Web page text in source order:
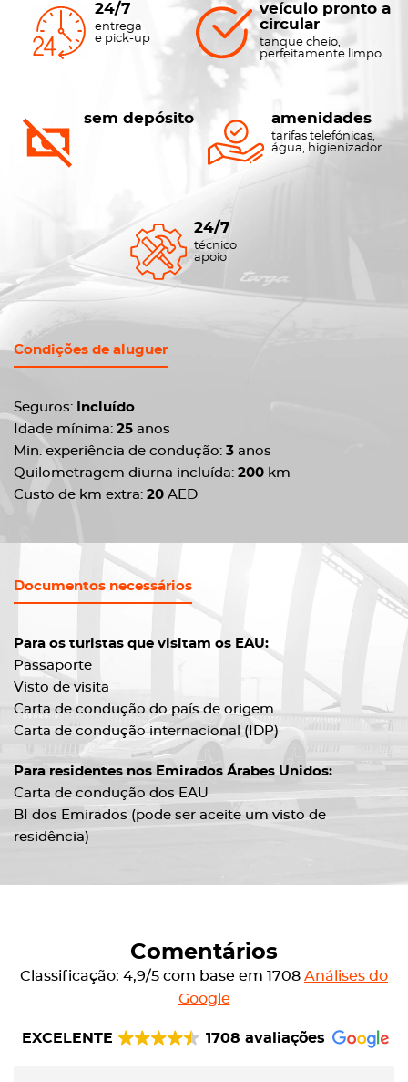
24/7
entrega
e pick-up
veículo pronto a
circular
tanque cheio,
perfeitamente limpo
sem depósito amenidades
tarifas telefónicas,
água, higienizador
24/7
técnico
apoio
Condições de aluguer
Seguros:
Incluído
Idade mínima: 25 anos
Min. experiência de condução: 3 anos
Quilometragem diurna incluída: 200 km
Custo de km extra: 20 AED
Documentos necessários
Para os turistas que visitam os EAU:
Passaporte
Visto de visita
Carta de condução do país de origem
Carta de condução internacional (IDP)
Para residentes nos Emirados Árabes Unidos:
Carta de condução dos EAU
BI dos Emirados (pode ser aceite um visto de
residência)
Comentários
Classificação: 4,9/5 com base em 1708 Análises do
Google
EXCELENTE 1708 avaliações